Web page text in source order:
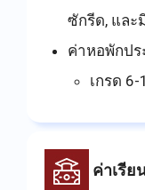
ซักรีด, แล
ค่าหอพักปร
เกรด
ค่าเรีย